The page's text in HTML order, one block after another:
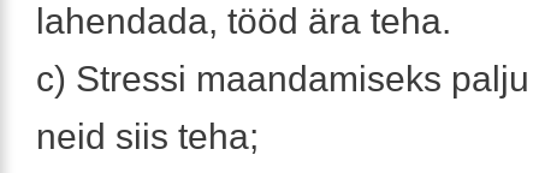
lahendada, tööd ära teha.
c) Stressi maandamiseks
neid siis teha;